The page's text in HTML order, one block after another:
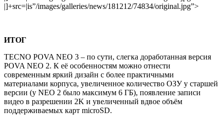
|]+src=|is”/images/galleries/news/181212/74834/original.jpg”>
ИТОГ
TECNO POVA NEO 3 – по сути, слегка доработанная версия
POVA NEO 2. К её особенностям можно отнести
современным яркий дизайн с более практичными
материалами корпуса, увеличенное количество ОЗУ у старшей
версии (у NEO 2 было максимум 6 ГБ), появление записи
видео в разрешении 2K и увеличенный вдвое объём
поддерживаемых карт microSD.